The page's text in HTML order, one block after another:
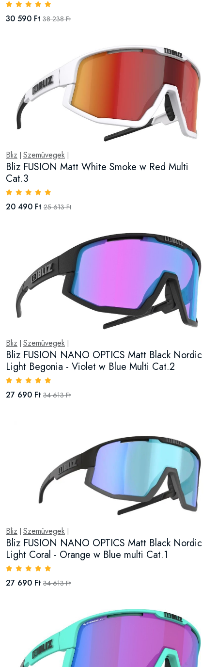
30 590 Ft 38 238 Ft
Bliz | Szemüvegek |
Bliz FUSION Matt White Smoke w Red Multi
Cat.3
20 490 Ft 25 613 Ft
Bliz | Szemüvegek |
Bliz FUSION NANO OPTICS Matt Black Nordic
Light Begonia - Violet w Blue Multi Cat.2
27 690 Ft 34 613 Ft
Bliz | Szemüvegek |
Bliz FUSION NANO OPTICS Matt Black Nordic
Light Coral - Orange w Blue multi Cat.1
27 690 Ft 34 613 Ft